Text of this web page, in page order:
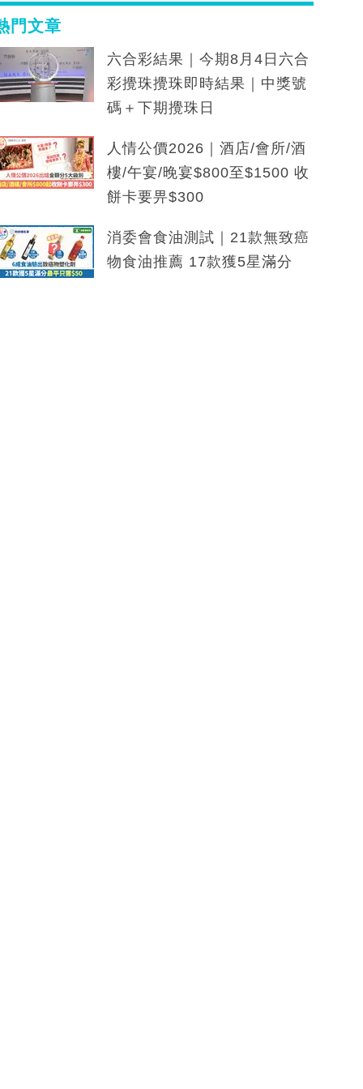
門文章
六合彩結果｜今期8月4日六合
彩攪珠攪珠即時結果｜中獎號
碼＋下期攪珠日
人情公價2026｜酒店/會所/酒
樓/午宴/晚宴$800至$1500 收
餅卡要畀$300
消委會食油測試｜21款無致癌
物食油推薦 17款獲5星滿分